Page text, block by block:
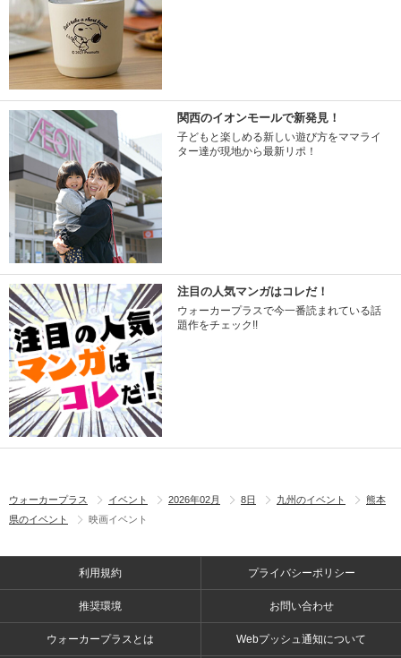
関西のイオンモールで新発見！
子どもと楽しめる新しい遊び方をママライ
ター達が現地から最新リポ！
注目の人気マンガはコレだ！
ウォーカープラスで今一番読まれている話
題作をチェック!!
ウォーカープラス イベント 2026年02月 8日 九州のイベント
熊本
県のイベント
映画イベント
利用規約 プライバシーポリシー
推奨環境 お問い合わせ
ウォーカープラスとは Webプッシュ通知について